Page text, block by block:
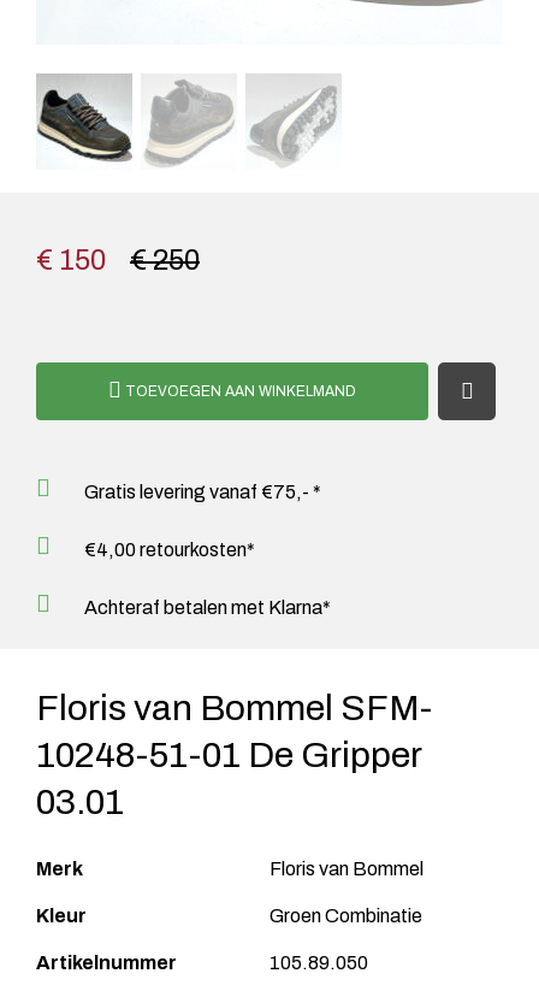
€ 250
€ 150
TOEVOEGEN AAN WINKELMAND
Gratis levering vanaf €75,- *
€4,00 retourkosten*
Achteraf betalen met Klarna*
Floris van Bommel SFM-
10248-51-01 De Gripper
03.01
Merk Floris van Bommel
Kleur Groen Combinatie
Artikelnummer 105.89.050